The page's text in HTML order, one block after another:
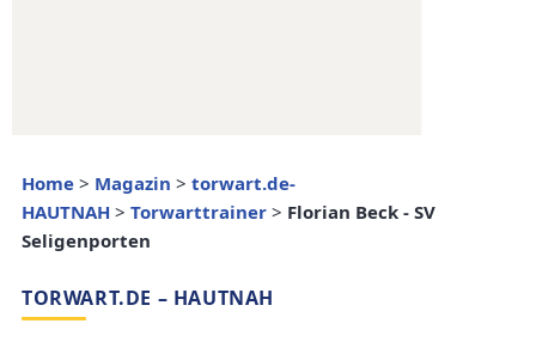
Home > Magazin > torwart.de-
HAUTNAH > Torwarttrainer > Florian Beck - SV
Seligenporten
TORWART.DE – HAUTNAH